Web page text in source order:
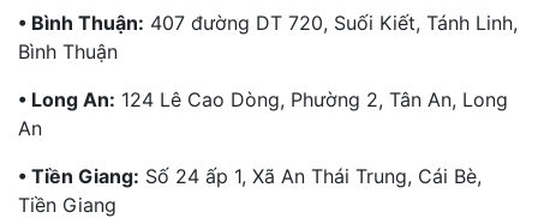
• Bình Thuận: 407 đường DT 720, Suối Kiết, Tánh Linh,
Bình Thuận
• Long An: 124 Lê Cao Dòng, Phường 2, Tân An, Long
An
• Tiền Giang: Số 24 ấp 1, Xã An Thái Trung, Cái Bè,
Tiền Giang